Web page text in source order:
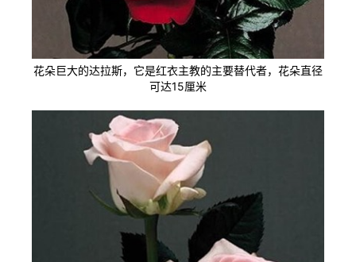
花朵巨大的达拉斯，它是红衣主教的主要替代者，花朵直径
可达15厘米